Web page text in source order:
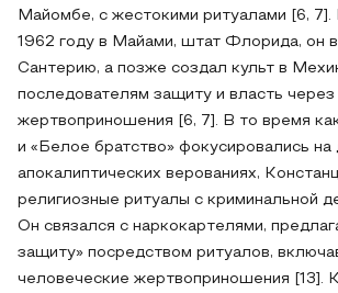
Майомбе, с жестокими ритуалами [6,
1962 году в Майами, штат Флорида, он
Сантерию, а позже создал культ в
последователям защиту и власть через
жертвоприношения [6, 7]. В то время
и «Белое братство» фокусировались на
апокалиптических верованиях,
религиозные ритуалы с криминальной
Он связался с наркокартелями,
защиту» посредством ритуалов,
человеческие жертвоприношения [13].